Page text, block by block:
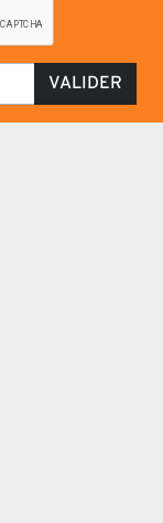
VALIDER